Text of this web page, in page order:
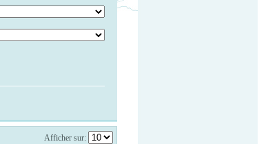
Afficher sur: